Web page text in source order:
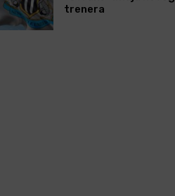
trenera